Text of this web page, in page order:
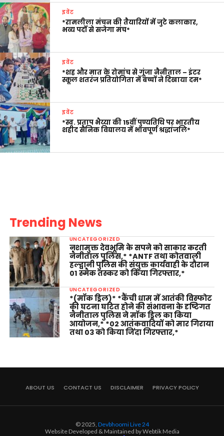
इवेंट
*रामलीला मंचन की तैयारियों में जुटे कलाकार,
भव्य पर्दों से सजेगा मंच*
इवेंट
*शह और मात के रोमांच से गूंजा नैनीताल – इंटर
स्कूल शतरंज प्रतियोगिता में बच्चों ने दिखाया दम*
इवेंट
*स्व. प्रताप भैय्या की 15वीं पुण्यतिथि पर भारतीय
शहीद सैनिक विद्यालय में भावपूर्ण श्रद्धांजलि*
Trending News
UNCATEGORIZED
नशामुक्त देवभूमि के सपने को साकार करती
नैनीताल पुलिस,* *ANTF तथा कोतवाली
हल्द्वानी पुलिस की संयुक्त कार्यवाही के दौरान
01 स्मैक तस्कर को किया गिरफ्तार,*
UNCATEGORIZED
*(मॉक ड्रिल)* *कैंची धाम में आतंकी विस्फोट
की घटना घटित होने की संभावना के दृष्टिगत
नैनीताल पुलिस ने मॉक ड्रिल का किया
आयोजन,* *02 आतंकवादियों को मार गिराया
तथा 03 को किया जिंदा गिरफ्तार,*
ABOUT US CONTACT US DISCLAIMER PRIVACY POLICY
© 2025, Devbhoomi Live 24
Website Developed & Maintained by Webtik Media